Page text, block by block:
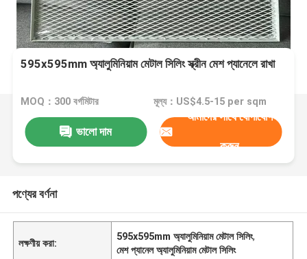
595x595mm অ্যালুমিনিয়াম মেটাল সিলিং স্ক্রীন মেশ প্যানেলে রাখা
MOQ：300 বর্গমিটার মূল্য：US$4.5-15 per sqm
ভালো দাম
আমাদের সাথে যোগাযোগ
করুন
পণ্যের বর্ণনা
লক্ষণীয় করা:
595x595mm অ্যালুমিনিয়াম মেটাল সিলিং,
মেশ প্যানেল অ্যালুমিনিয়াম মেটাল সিলিং